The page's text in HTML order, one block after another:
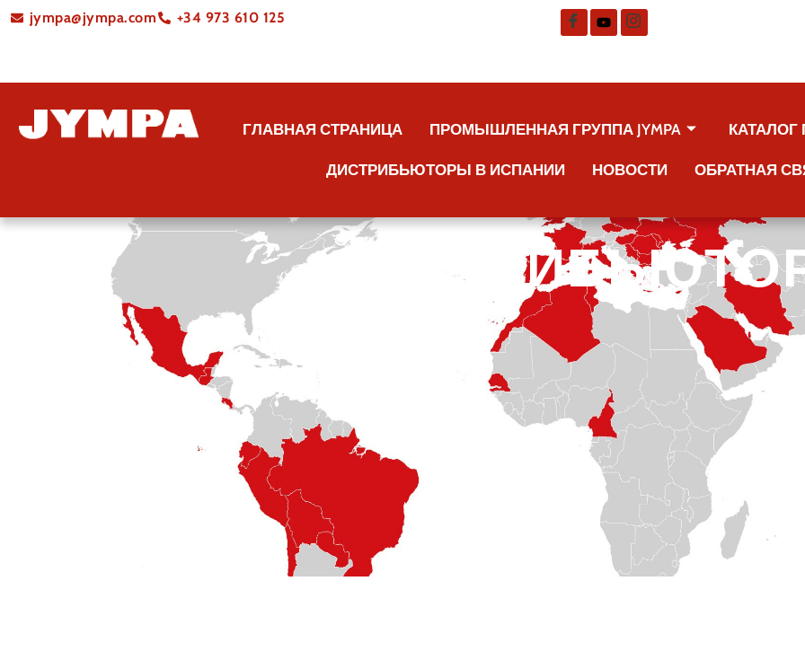
jympa@jympa.com +34 973 610 125
ГЛАВНАЯ СТРАНИЦА ПРОМЫШЛЕННАЯ ГРУППА JYMPA КАТАЛОГ
ДИСТРИБЬЮТОРЫ В ИСПАНИИ НОВОСТИ ОБРАТНАЯ